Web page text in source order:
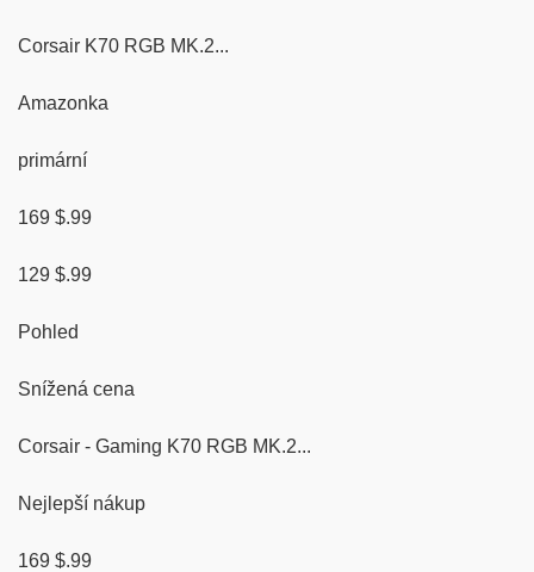
Corsair K70 RGB MK.2...
Amazonka
primární
169 $.99
129 $.99
Pohled
Snížená cena
Corsair - Gaming K70 RGB MK.2...
Nejlepší nákup
169 $.99